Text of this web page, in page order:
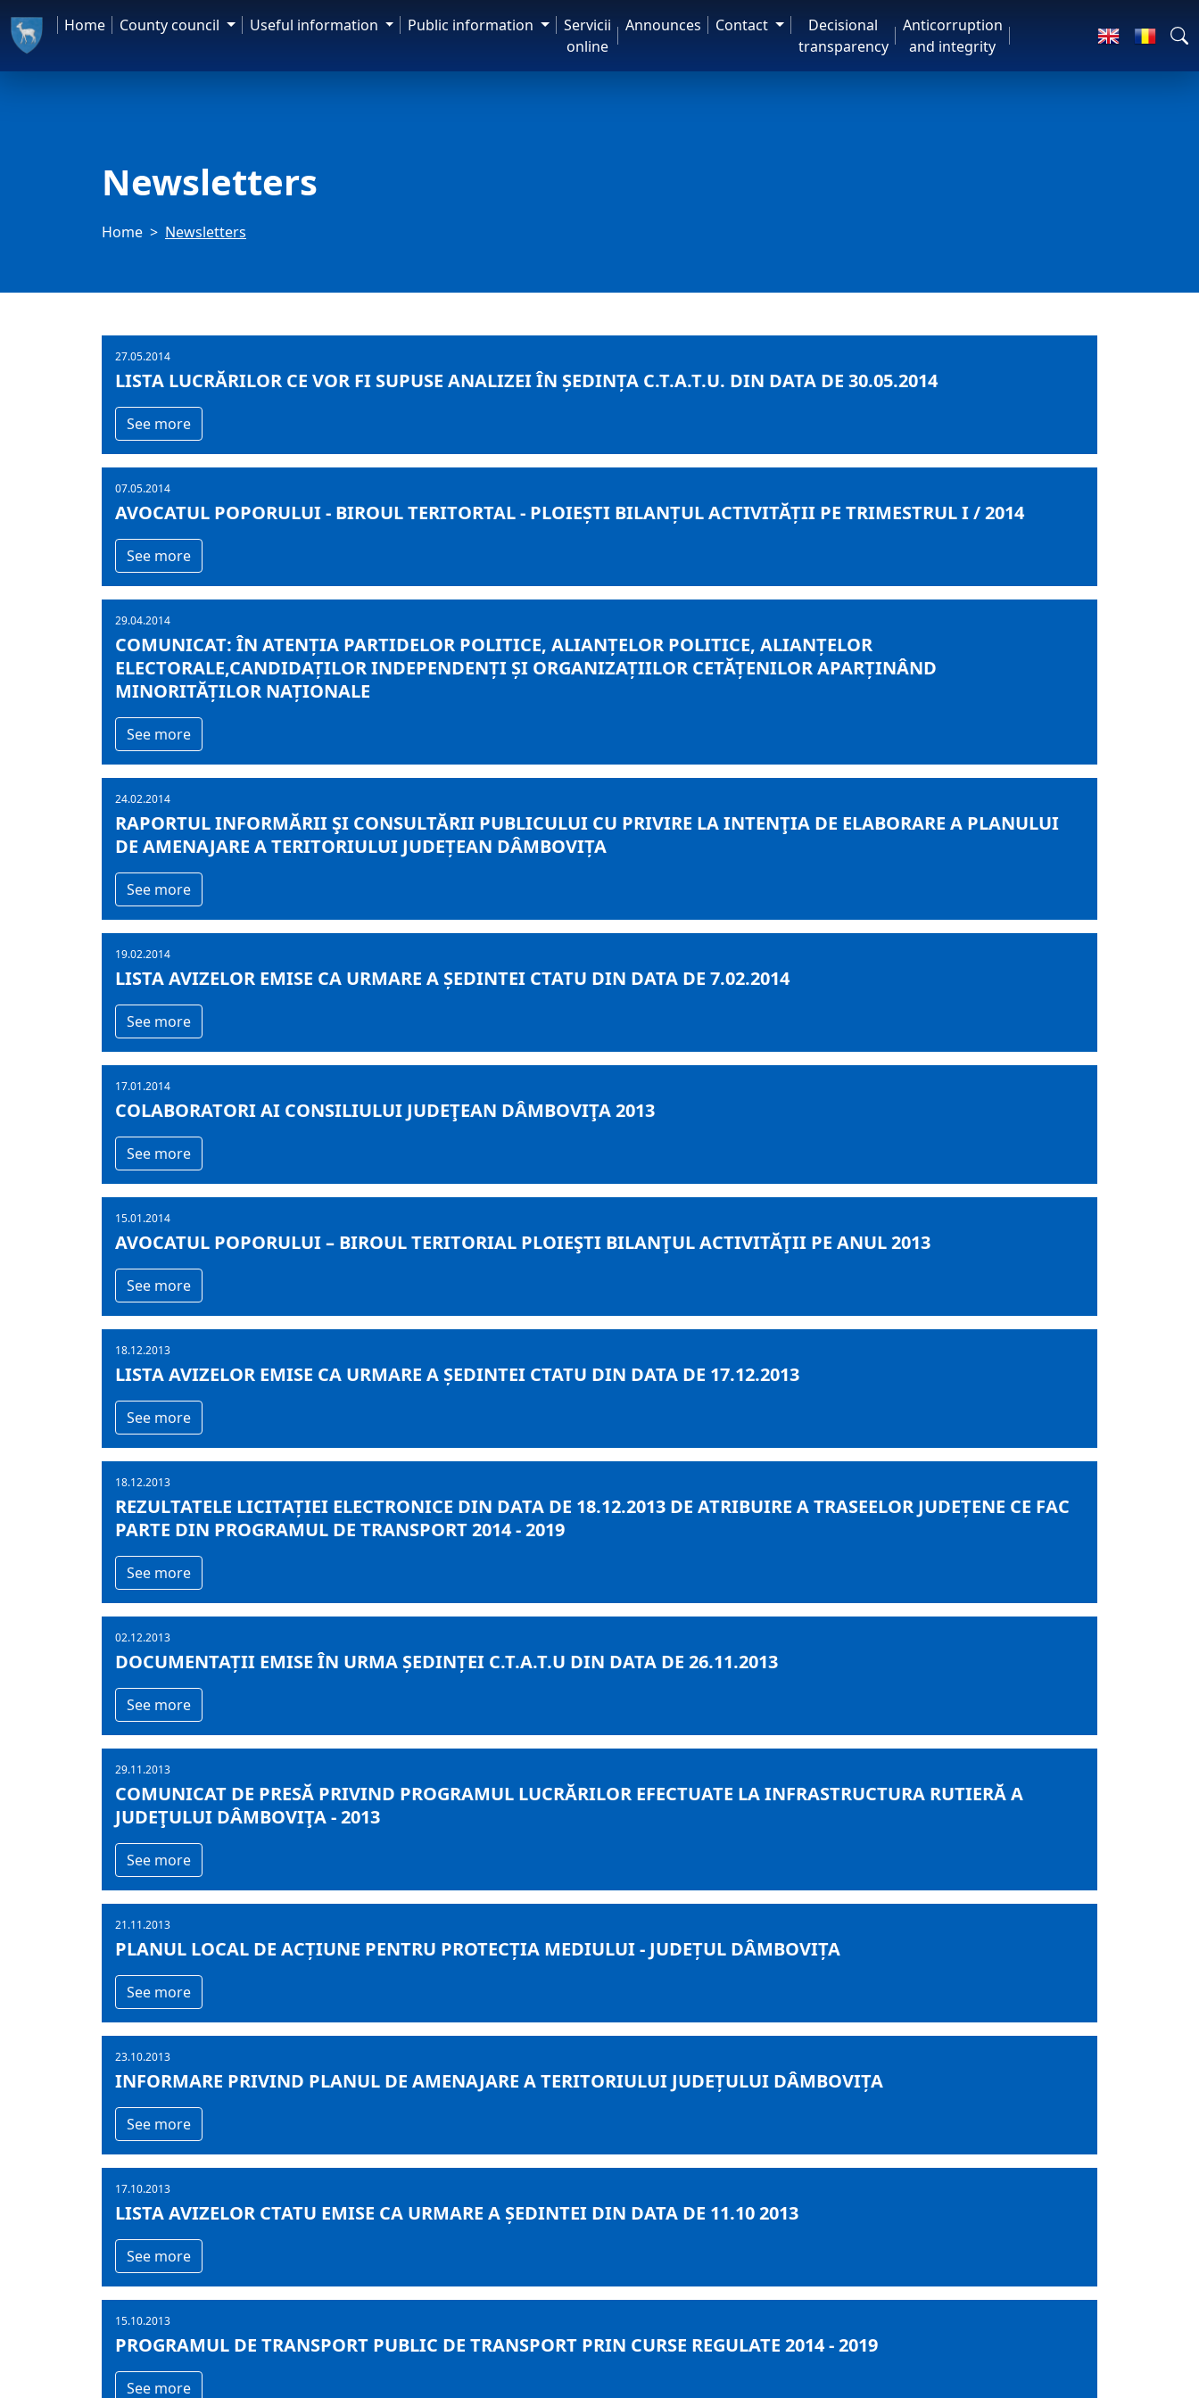
Home County council Useful information Public information
Servicii
online
Announces Contact
Decisional
transparency
Anticorruption
and integrity
Newsletters
Home Newsletters
27.05.2014
LISTA LUCRĂRILOR CE VOR FI SUPUSE ANALIZEI ÎN ȘEDINȚA C.T.A.T.U. DIN DATA DE 30.05.2014
See more
07.05.2014
AVOCATUL POPORULUI - BIROUL TERITORTAL - PLOIEȘTI BILANȚUL ACTIVITĂȚII PE TRIMESTRUL I / 2014
See more
29.04.2014
COMUNICAT: ÎN ATENȚIA PARTIDELOR POLITICE, ALIANȚELOR POLITICE, ALIANȚELOR
ELECTORALE,CANDIDAȚILOR INDEPENDENȚI ȘI ORGANIZAȚIILOR CETĂȚENILOR APARȚINÂND
MINORITĂȚILOR NAȚIONALE
See more
24.02.2014
RAPORTUL INFORMĂRII ŞI CONSULTĂRII PUBLICULUI CU PRIVIRE LA INTENŢIA DE ELABORARE A PLANULUI
DE AMENAJARE A TERITORIULUI JUDEȚEAN DÂMBOVIȚA
See more
19.02.2014
LISTA AVIZELOR EMISE CA URMARE A ȘEDINTEI CTATU DIN DATA DE 7.02.2014
See more
17.01.2014
COLABORATORI AI CONSILIULUI JUDEŢEAN DÂMBOVIŢA 2013
See more
15.01.2014
AVOCATUL POPORULUI – BIROUL TERITORIAL PLOIEŞTI BILANŢUL ACTIVITĂŢII PE ANUL 2013
See more
18.12.2013
LISTA AVIZELOR EMISE CA URMARE A ȘEDINTEI CTATU DIN DATA DE 17.12.2013
See more
18.12.2013
REZULTATELE LICITAȚIEI ELECTRONICE DIN DATA DE 18.12.2013 DE ATRIBUIRE A TRASEELOR JUDEȚENE CE FAC
PARTE DIN PROGRAMUL DE TRANSPORT 2014 - 2019
See more
02.12.2013
DOCUMENTAȚII EMISE ÎN URMA ȘEDINȚEI C.T.A.T.U DIN DATA DE 26.11.2013
See more
29.11.2013
COMUNICAT DE PRESĂ PRIVIND PROGRAMUL LUCRĂRILOR EFECTUATE LA INFRASTRUCTURA RUTIERĂ A
JUDEŢULUI DÂMBOVIŢA - 2013
See more
21.11.2013
PLANUL LOCAL DE ACȚIUNE PENTRU PROTECȚIA MEDIULUI - JUDEȚUL DÂMBOVIȚA
See more
23.10.2013
INFORMARE PRIVIND PLANUL DE AMENAJARE A TERITORIULUI JUDEȚULUI DÂMBOVIȚA
See more
17.10.2013
LISTA AVIZELOR CTATU EMISE CA URMARE A ȘEDINTEI DIN DATA DE 11.10 2013
See more
15.10.2013
PROGRAMUL DE TRANSPORT PUBLIC DE TRANSPORT PRIN CURSE REGULATE 2014 - 2019
See more